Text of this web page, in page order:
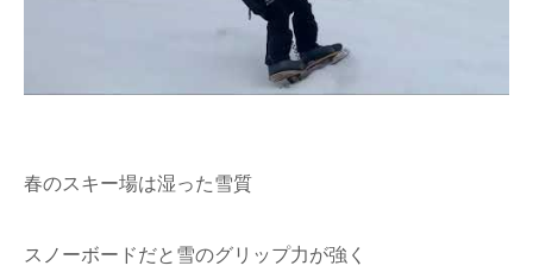
春のスキー場は湿った雪質
スノーボードだと雪のグリップ力が強く